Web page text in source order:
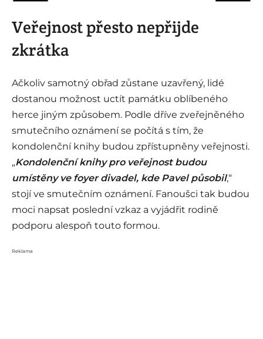
Veřejnost přesto nepřijde
zkrátka
Ačkoliv samotný obřad zůstane uzavřený, lidé
dostanou možnost uctít památku oblíbeného
herce jiným způsobem. Podle dříve zveřejněného
smutečního oznámení se počítá s tím, že
kondolenční knihy budou zpřístupněny veřejnosti.
„Kondolenční knihy pro veřejnost budou
umístěny ve foyer divadel, kde Pavel působil,“
stojí ve smutečním oznámení. Fanoušci tak budou
moci napsat poslední vzkaz a vyjádřit rodině
podporu alespoň touto formou.
Reklama